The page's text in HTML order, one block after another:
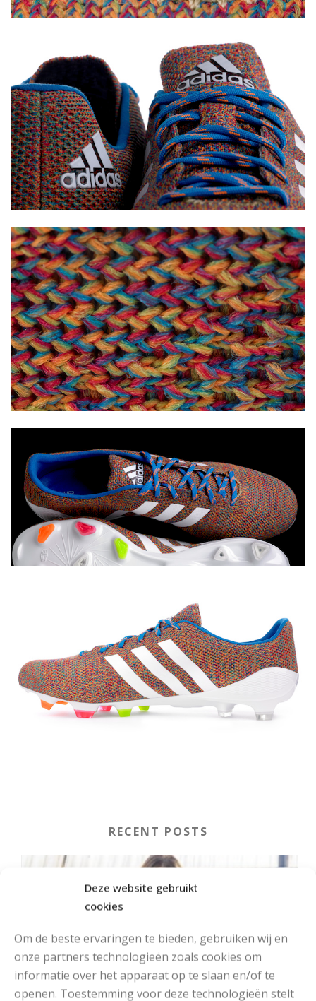
Deze website gebruikt
cookies
Om de beste ervaringen te bieden, gebruiken wij en
onze partners technologieën zoals cookies om
informatie over het apparaat op te slaan en/of te
openen. Toestemming voor deze technologieën stelt
RECENT POSTS